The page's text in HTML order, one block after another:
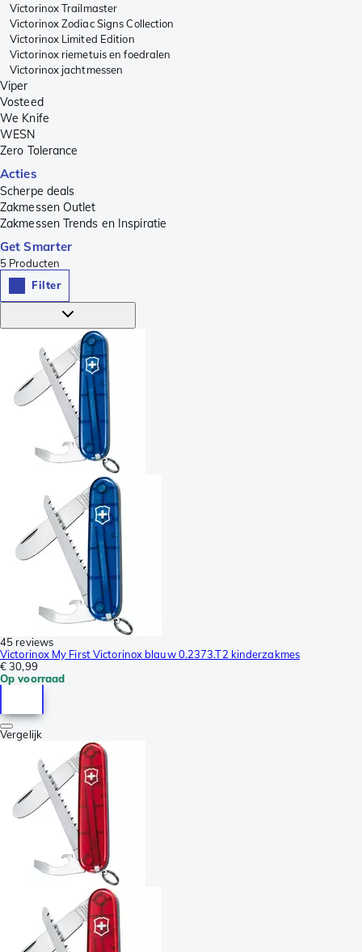
Victorinox Trailmaster
Victorinox Zodiac Signs Collection
Victorinox Limited Edition
Victorinox riemetuis en foedralen
Victorinox jachtmessen
Viper
Vosteed
We Knife
WESN
Zero Tolerance
Acties
Scherpe deals
Zakmessen Outlet
Zakmessen Trends en Inspiratie
Get Smarter
5 Producten
Filter
45 reviews
Victorinox My First Victorinox blauw 0.2373.T2 kinderzakmes
€ 30,99
Op voorraad
Vergelijk